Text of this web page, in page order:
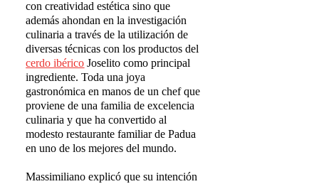
con creatividad estética sino que
además ahondan en la investigación
culinaria a través de la utilización de
diversas técnicas con los productos del
cerdo ibérico Joselito como principal
ingrediente. Toda una joya
gastronómica en manos de un chef que
proviene de una familia de excelencia
culinaria y que ha convertido al
modesto restaurante familiar de Padua
en uno de los mejores del mundo.
Massimiliano explicó que su intención